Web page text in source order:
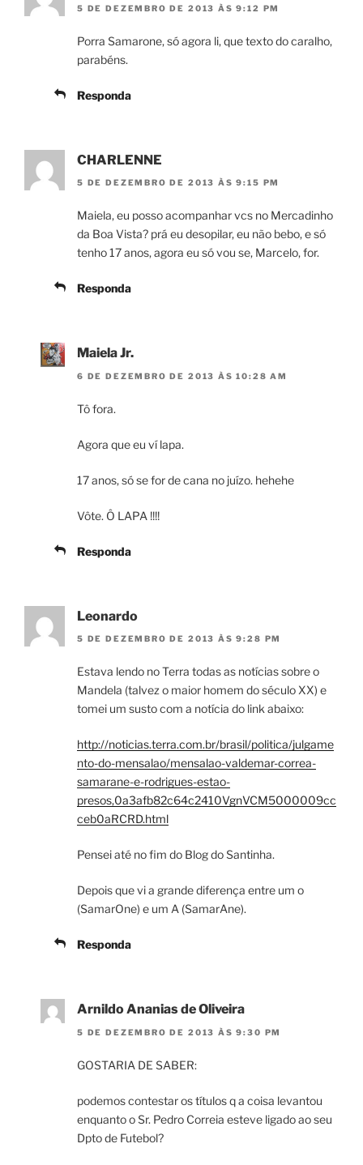
5 DE DEZEMBRO DE 2013 ÀS 9:12 PM
Porra Samarone, só agora li, que texto do caralho,
parabéns.
Responda
CHARLENNE
5 DE DEZEMBRO DE 2013 ÀS 9:15 PM
Maiela, eu posso acompanhar vcs no Mercadinho
da Boa Vista? prá eu desopilar, eu não bebo, e só
tenho 17 anos, agora eu só vou se, Marcelo, for.
Responda
Maiela Jr.
6 DE DEZEMBRO DE 2013 ÀS 10:28 AM
Tô fora.
Agora que eu ví lapa.
17 anos, só se for de cana no juízo. hehehe
Vôte. Ô LAPA !!!!
Responda
Leonardo
5 DE DEZEMBRO DE 2013 ÀS 9:28 PM
Estava lendo no Terra todas as notícias sobre o
Mandela (talvez o maior homem do século XX) e
tomei um susto com a notícia do link abaixo:
http://noticias.terra.com.br/brasil/politica/julgame
nto-do-mensalao/mensalao-valdemar-correa-
samarane-e-rodrigues-estao-
presos,0a3afb82c64c2410VgnVCM5000009cc
ceb0aRCRD.html
Pensei até no fim do Blog do Santinha.
Depois que vi a grande diferença entre um o
(SamarOne) e um A (SamarAne).
Responda
Arnildo Ananias de Oliveira
5 DE DEZEMBRO DE 2013 ÀS 9:30 PM
GOSTARIA DE SABER:
podemos contestar os títulos q a coisa levantou
enquanto o Sr. Pedro Correia esteve ligado ao seu
Dpto de Futebol?